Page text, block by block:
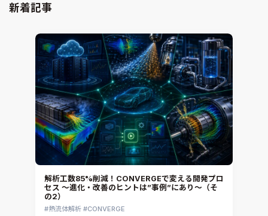
新着記事
解析工数85%削減！CONVERGEで変える開発プロ
セス ～進化・改善のヒントは”事例”にあり～（そ
の2）
熱流体解析 CONVERGE